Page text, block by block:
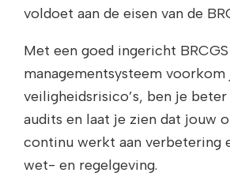
voldoet aan de eisen van de
Met een goed ingericht BRCGS
managementsysteem voorkom
veiligheidsrisico’s, ben je
audits en laat je zien dat jouw
continu werkt aan verbetering
wet- en regelgeving.